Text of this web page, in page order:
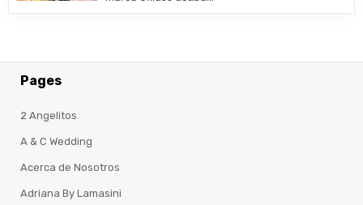
Pages
2 Angelitos
A & C Wedding
Acerca de Nosotros
Adriana By Lamasini